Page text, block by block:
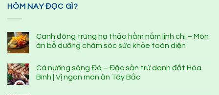
HÔM NAY ĐỌC GÌ?
Canh đông trùng hạ thảo hầm nấm linh chi – Món
ăn bổ dưỡng chăm sóc sức khỏe toàn diện
Cá nướng sông Đà – Đặc sản trứ danh đất Hòa
Bình | Vị ngon món ăn Tây Bắc